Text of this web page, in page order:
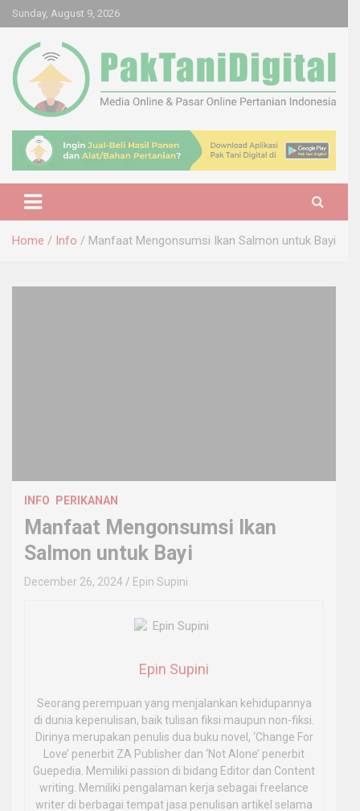
Skip
to
content
Sunday, August 9, 2026
Pak Tani Digital
Home Info Manfaat Mengonsumsi Ikan Salmon untuk Bayi
INFO PERIKANAN
Manfaat Mengonsumsi Ikan
Salmon untuk Bayi
December 26, 2024 Epin Supini
Epin Supini
Seorang perempuan yang menjalankan kehidupannya
di dunia kepenulisan, baik tulisan fiksi maupun non-fiksi.
Dirinya merupakan penulis dua buku novel, ‘Change For
Love’ penerbit ZA Publisher dan ‘Not Alone’ penerbit
Guepedia. Memiliki passion di bidang Editor dan Content
writing. Memiliki pengalaman kerja sebagai freelance
writer di berbagai tempat jasa penulisan artikel selama